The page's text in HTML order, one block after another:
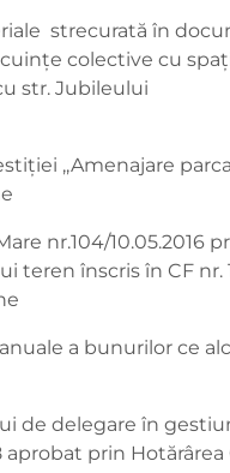
strecurată în
colective cu
str. Jubileului
,,Amenajare
nr.104/
înscris în CF nr.
a bunurilor ce
de delegare în
prin